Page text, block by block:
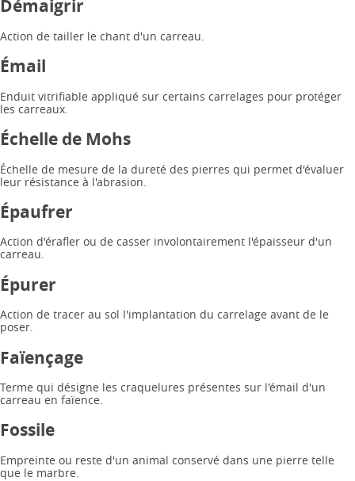
Démaigrir
Action de tailler le chant d'un carreau.
Émail
Enduit vitrifiable appliqué sur certains carrelages pour protéger
les carreaux.
Échelle de Mohs
Échelle de mesure de la dureté des pierres qui permet d'évaluer
leur résistance à l'abrasion.
Épaufrer
Action d'érafler ou de casser involontairement l'épaisseur d'un
carreau.
Épurer
Action de tracer au sol l'implantation du carrelage avant de le
poser.
Faïençage
Terme qui désigne les craquelures présentes sur l'émail d'un
carreau en faïence.
Fossile
Empreinte ou reste d'un animal conservé dans une pierre telle
que le marbre.